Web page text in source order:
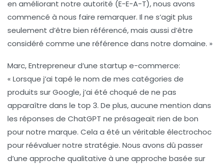
en améliorant notre autorité (E-E-A-T), nous avons
commencé à nous faire remarquer. Il ne s’agit plus
seulement d’être bien référencé, mais aussi d’être
considéré comme une référence dans notre domaine. »
Marc, Entrepreneur d’une startup e-commerce:
« Lorsque j’ai tapé le nom de mes catégories de
produits sur Google, j’ai été choqué de ne pas
apparaître dans le top 3. De plus, aucune mention dans
les réponses de ChatGPT ne présageait rien de bon
pour notre marque. Cela a été un véritable électrochoc
pour réévaluer notre stratégie. Nous avons dû passer
d’une approche qualitative à une approche basée sur